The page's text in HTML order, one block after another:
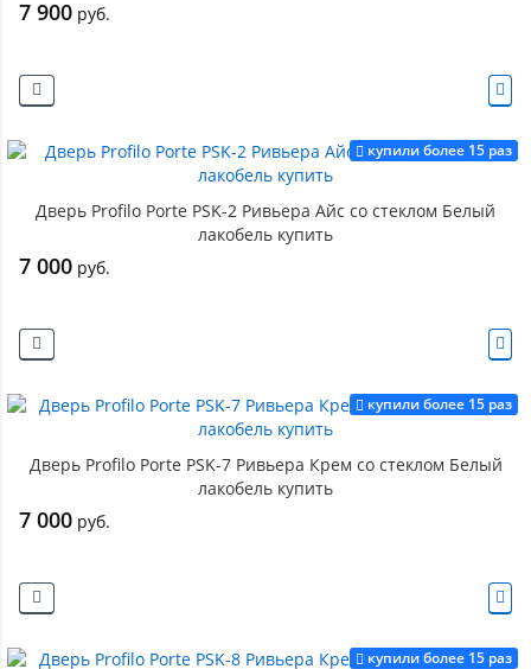
7 900 руб.
купили более 15 раз
Дверь Profilo Porte PSK-2 Ривьера Айс со стеклом Белый
лакобель купить
7 000 руб.
купили более 15 раз
Дверь Profilo Porte PSK-7 Ривьера Крем со стеклом Белый
лакобель купить
7 000 руб.
купили более 15 раз